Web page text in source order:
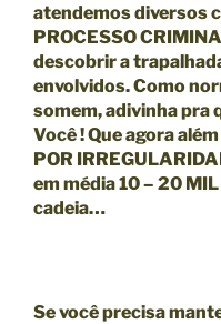
atendemos diversos
PROCESSO
descobrir a
envolvidos. Como
somem, adivinha pra
Você ! Que agora
POR
em média 10 – 20
cadeia…
Se você precisa